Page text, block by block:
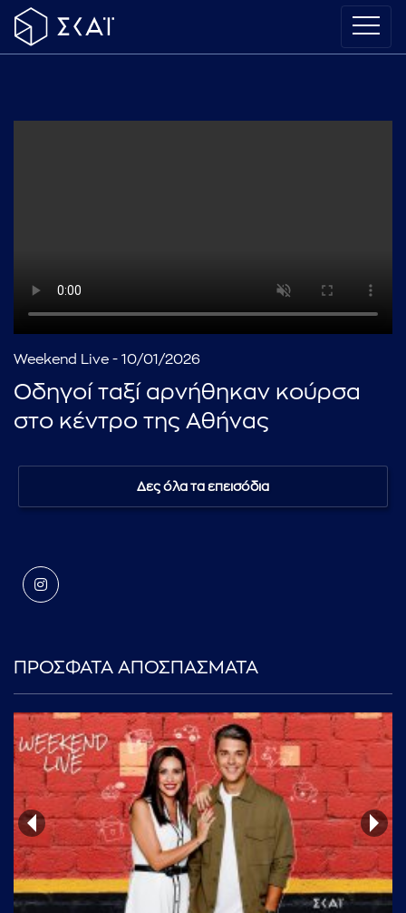
Weekend Live - 10/01/2026
Οδηγοί ταξί αρνήθηκαν κούρσα
στο κέντρο της Αθήνας
Δες όλα τα επεισόδια
ΠΡΟΣΦΑΤΑ ΑΠΟΣΠΑΣΜΑΤΑ